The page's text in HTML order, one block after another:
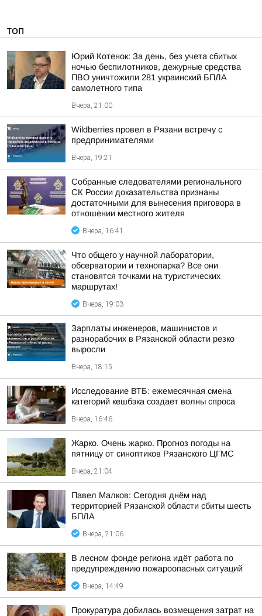
ТОП
Юрий Котенок: За день, без учета сбитых
ночью беспилотников, дежурные средства
ПВО уничтожили 281 украинский БПЛА
самолетного типа
Вчера, 21:00
Wildberries провел в Рязани встречу с
предпринимателями
Вчера, 19:21
Собранные следователями регионального
СК России доказательства признаны
достаточными для вынесения приговора в
отношении местного жителя
Вчера, 16:41
Что общего у научной лаборатории,
обсерватории и технопарка? Все они
становятся точками на туристических
маршрутах!
Вчера, 19:03
Зарплаты инженеров, машинистов и
разнорабочих в Рязанской области резко
выросли
Вчера, 18:15
Исследование ВТБ: ежемесячная смена
категорий кешбэка создает волны спроса
Вчера, 16:46
Жарко. Очень жарко. Прогноз погоды на
пятницу от синоптиков Рязанского ЦГМС
Вчера, 21:04
Павел Малков: Сегодня днём над
территорией Рязанской области сбиты шесть
БПЛА
Вчера, 21:06
В лесном фонде региона идёт работа по
предупреждению пожароопасных ситуаций
Вчера, 14:49
Прокуратура добилась возмещения затрат на